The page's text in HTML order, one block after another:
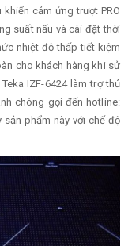
cảm ứng trượt PRO
suất nấu và cài đặt thời
nhiệt độ thấp tiết kiệm
cho khách hàng khi sử
IZF-6424 làm trợ thủ
chóng gọi đến hotline:
sản phẩm này với chế độ